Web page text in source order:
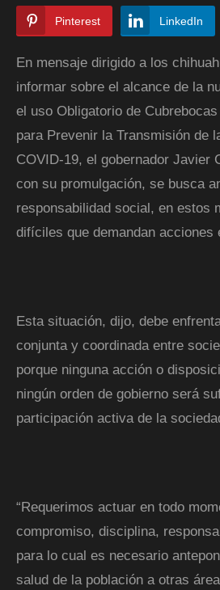
Pinterest LinkedIn
En mensaje dirigido a los
informar sobre el alcance de la
el uso Obligatorio de
para Prevenir la Transmisión de
COVID-19, el gobernador Javier
con su promulgación, se busca
responsabilidad social, en estos
difíciles que demandan acciones
Esta situación, dijo, debe
conjunta y coordinada entre
porque ninguna acción o
ningún orden de gobierno será
participación activa de la
“Requerimos actuar en todo
compromiso, disciplina,
para lo cual es necesario
salud de la población a otras